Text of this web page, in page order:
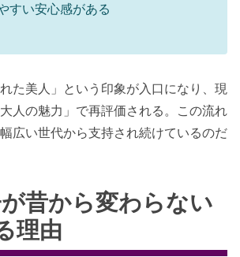
すい安心感がある
た美人」という印象が入口になり、現
人の魅力」で再評価される。この流れ
広い世代から支持され続けているのだ
昔から変わらない
理由